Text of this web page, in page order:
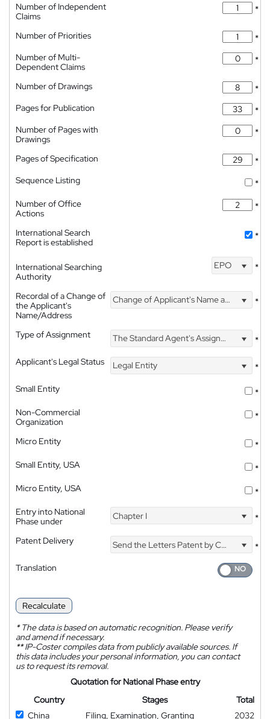
Number of Independent
Claims
*
Number of Priorities
*
Number of Multi-
Dependent Claims
*
Number of Drawings
*
Pages for Publication
*
Number of Pages with
Drawings
*
Pages of Specification
*
Sequence Listing
*
Number of Office
Actions
*
International Search
Report is established
*
International Searching
Authority
EPO *
Recordal of a Change of
the Applicant's
Name/Address
Change of Applicant's Name and Address *
Type of Assignment The Standard Agent's Assignment
*
Applicant's Legal Status
Legal Entity
*
Small Entity
*
Non-Commercial
Organization
*
Micro Entity
*
Small Entity, USA
*
Micro Entity, USA
*
Entry into National
Phase under
Chapter I *
Patent Delivery Send the Letters Patent by Courier
*
Translation
Recalculate
*The data is based on automatic recognition. Please verify
and amend if necessary.
**IP-Coster compiles data from publicly available sources. If
this data includes your personal information, you can contact
us to request its removal.
Quotation for National Phase entry
Country
Stages
Total
China
Filing, Examination, Granting 2032